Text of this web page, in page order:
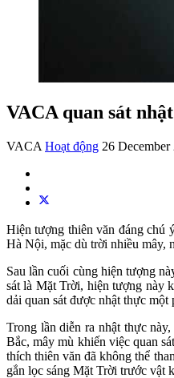
VACA quan sát
VACA Hoạt động 26 December
Hiện tượng thiên văn đáng chú
Hà Nội, mặc dù trời nhiều mây,
Sau lần cuối cùng hiện tượng
sát là Mặt Trời, hiện tượng này
dải quan sát được nhật thực
Trong lần diễn ra nhật thực
Bắc, mây mù khiến việc quan
thích thiên văn đã không thể
gắn lọc sáng Mặt Trời trước vật